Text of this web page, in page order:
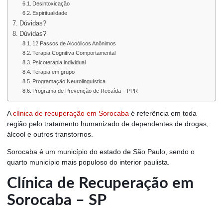
Desintoxicação
Espiritualidade
Dúvidas?
Dúvidas?
12 Passos de Alcoólicos Anônimos
Terapia Cognitiva Comportamental
Psicoterapia individual
Terapia em grupo
Programação Neurolinguística
Programa de Prevenção de Recaída – PPR
Aclínica de recuperação em Sorocaba é referência em toda
região pelo tratamento humanizado de dependentes de drogas,
álcool e outros transtornos.
Sorocaba é um município do estado de São Paulo, sendo o
quarto município mais populoso do interior paulista.
Clínica de Recuperação em
Sorocaba – SP